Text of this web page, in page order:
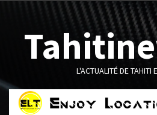
L'ACTUALITÉ DE TAHITI